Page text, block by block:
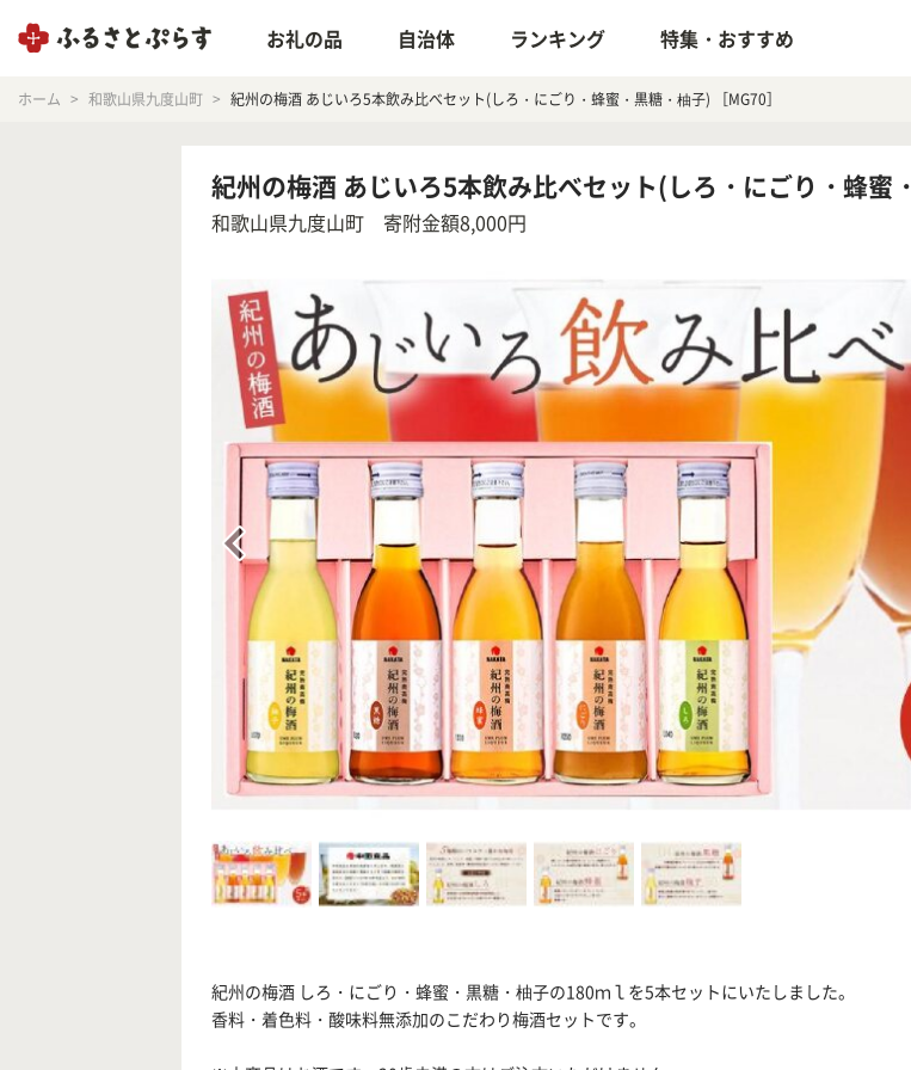
お礼の品 自治体 ランキング 特集・おすすめ
ホーム 和歌山県九度山町 紀州の梅酒 あじいろ5本飲み比べセット(しろ・にごり・蜂蜜・黒糖・柚子) ［MG70］
紀州の梅酒 あじいろ5本飲み比べセット(しろ・にごり・蜂蜜
和歌山県九度山町 寄附金額8,000円
紀州の梅酒 しろ・にごり・蜂蜜・黒糖・柚子の180ｍｌを5本セットにいたしました。
香料・着色料・酸味料無添加のこだわり梅酒セットです。